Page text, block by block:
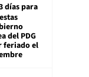
días para
del PDG
feriado el